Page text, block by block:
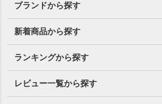
ブランドから探す
新着商品から探す
ランキングから探す
レビュー一覧から探す